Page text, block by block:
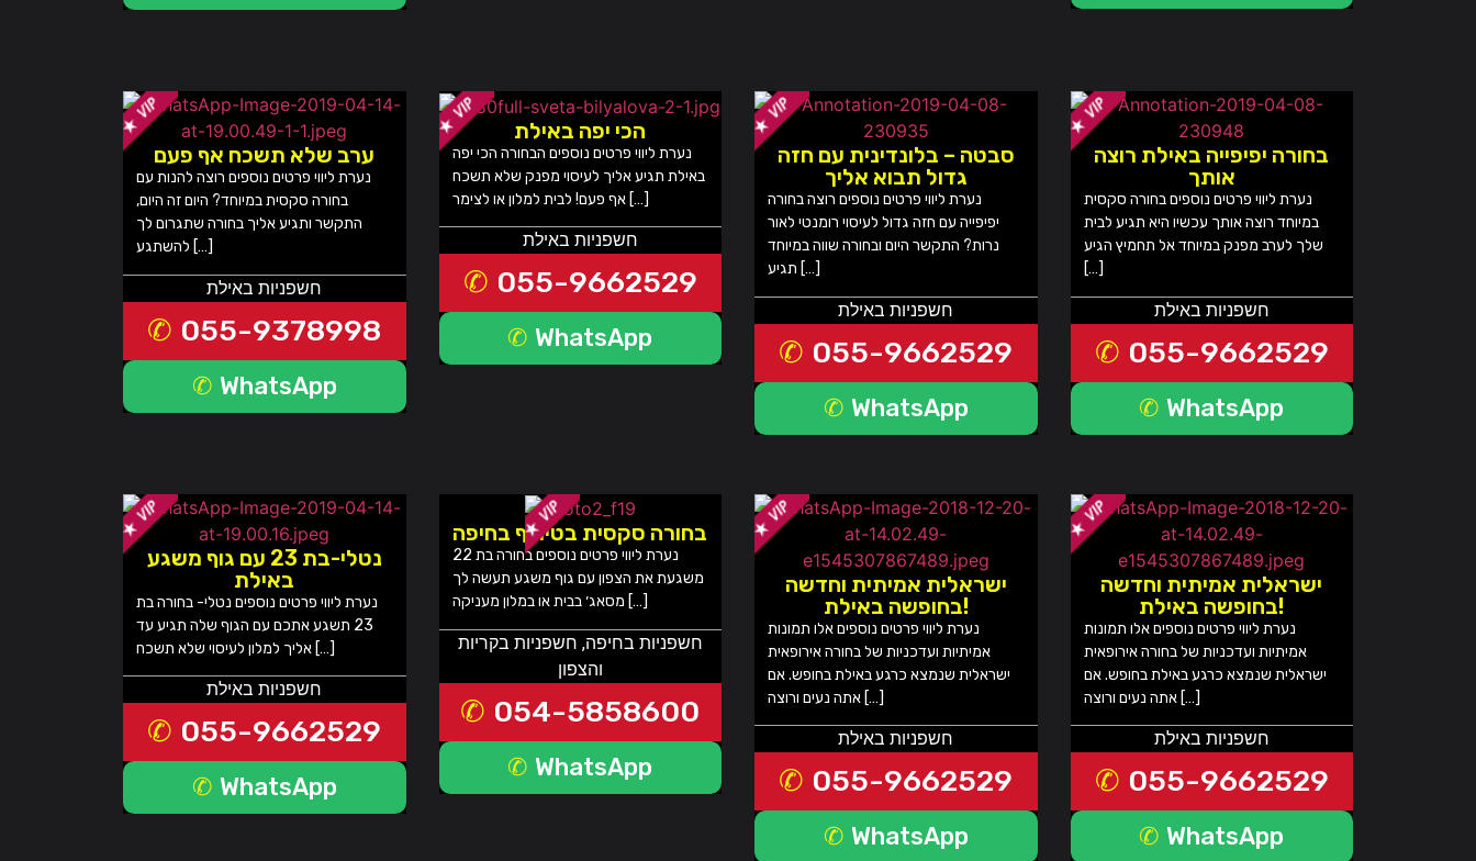
ערב שלא תשכח אף פעם
נערת ליווי פרטים נוספים רוצה להנות עם
בחורה סקסית במיוחד? היום זה היום,
התקשר ותגיע אליך בחורה שתגרום לך
להשתגע […]
חשפניות באילת
055-9378998
WhatsApp
הכי יפה באילת
נערת ליווי פרטים נוספים הבחורה הכי יפה
באילת תגיע אליך לעיסוי מפנק שלא תשכח
אף פעם! לבית למלון או לצימר […]
חשפניות באילת
055-9662529
WhatsApp
סבטה – בלונדינית עם חזה
גדול תבוא אליך
נערת ליווי פרטים נוספים רוצה בחורה
יפיפייה עם חזה גדול לעיסוי רומנטי לאור
נרות? התקשר היום ובחורה שווה במיוחד
תגיע […]
חשפניות באילת
055-9662529
WhatsApp
בחורה יפיפייה באילת רוצה
אותך
נערת ליווי פרטים נוספים בחורה סקסית
במיוחד רוצה אותך עכשיו היא תגיע לבית
שלך לערב מפנק במיוחד אל תחמיץ הגיע
[…]
חשפניות באילת
055-9662529
WhatsApp
נטלי-בת 23 עם גוף משגע
באילת
נערת ליווי פרטים נוספים נטלי- בחורה בת
23 תשגע אתכם עם הגוף שלה תגיע עד
אליך למלון לעיסוי שלא תשכח […]
חשפניות באילת
055-9662529
WhatsApp
בחורה סקסית בטירוף בחיפה
נערת ליווי פרטים נוספים בחורה בת 22
משגעת את הצפון עם גוף משגע תעשה לך
מסאג׳ בבית או במלון מעניקה […]
חשפניות בחיפה, חשפניות בקריות
והצפון
054-5858600
WhatsApp
ישראלית אמיתית וחדשה
בחופשה באילת!
נערת ליווי פרטים נוספים אלו תמונות
אמיתיות ועדכניות של בחורה אירופאית
ישראלית שנמצא כרגע באילת בחופש. אם
אתה נעים ורוצה […]
חשפניות באילת
055-9662529
WhatsApp
ישראלית אמיתית וחדשה
בחופשה באילת!
נערת ליווי פרטים נוספים אלו תמונות
אמיתיות ועדכניות של בחורה אירופאית
ישראלית שנמצא כרגע באילת בחופש. אם
אתה נעים ורוצה […]
חשפניות באילת
055-9662529
WhatsApp